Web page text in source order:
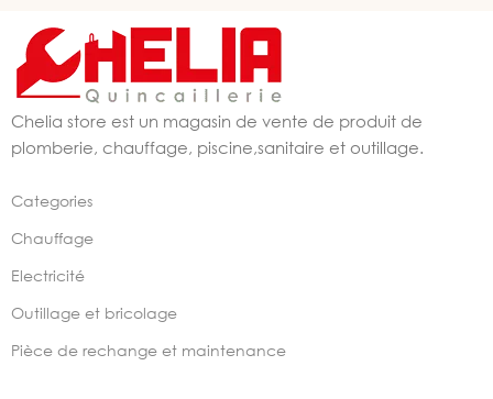
Chelia store est un magasin de vente de produit de
plomberie, chauffage, piscine,sanitaire et outillage.
Categories
Chauffage
Electricité
Outillage et bricolage
Pièce de rechange et maintenance